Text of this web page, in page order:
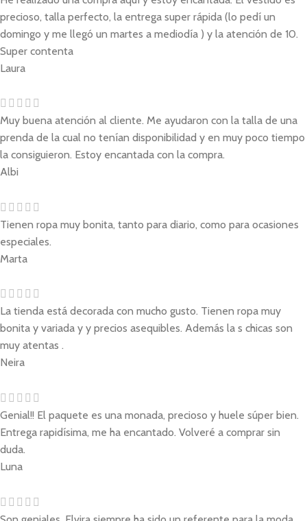
precioso, talla perfecto, la entrega super rápida (lo pedí un
domingo y me llegó un martes a mediodía ) y la atención de 10.
Super contenta
Laura
Muy buena atención al cliente. Me ayudaron con la talla de una
prenda de la cual no tenían disponibilidad y en muy poco tiempo
la consiguieron. Estoy encantada con la compra.
Albi
Tienen ropa muy bonita, tanto para diario, como para ocasiones
especiales.
Marta
La tienda está decorada con mucho gusto. Tienen ropa muy
bonita y variada y y precios asequibles. Además la s chicas son
muy atentas .
Neira
Genial!! El paquete es una monada, precioso y huele súper bien.
Entrega rapidísima, me ha encantado. Volveré a comprar sin
duda.
Luna